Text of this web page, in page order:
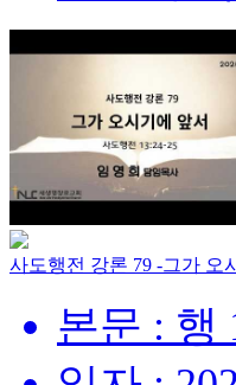
사도행전 강론 79 -그가 오
본문 : 행